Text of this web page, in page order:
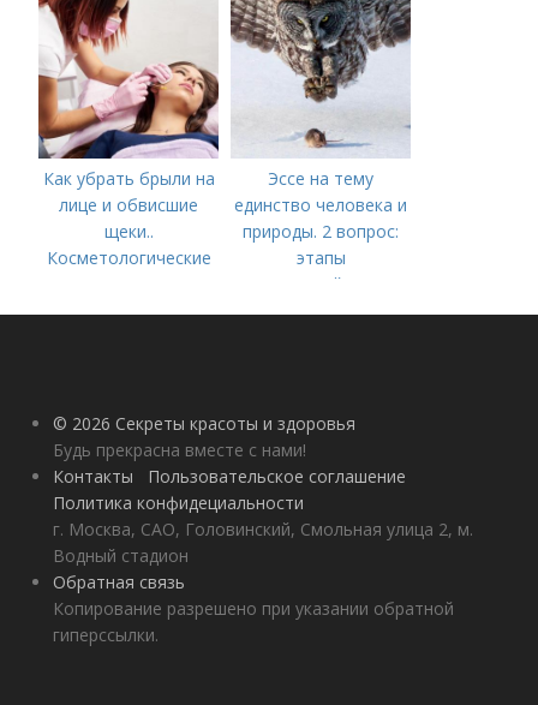
Как убрать брыли на
лице и обвисшие
щеки..
Косметологические
Эссе на тему
единство человека и
природы. 2 вопрос:
этапы
взаимодействия
природного и
© 2026 Секреты красоты и здоровья
Будь прекрасна вместе с нами!
Контакты
Пользовательское соглашение
Политика конфидециальности
г. Москва, САО, Головинский, Смольная улица 2, м.
Водный стадион
Обратная связь
Копирование разрешено при указании обратной
гиперссылки.